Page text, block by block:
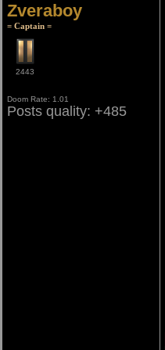
Zveraboy
= Captain =
2443
Doom Rate: 1.01
Posts quality: +485